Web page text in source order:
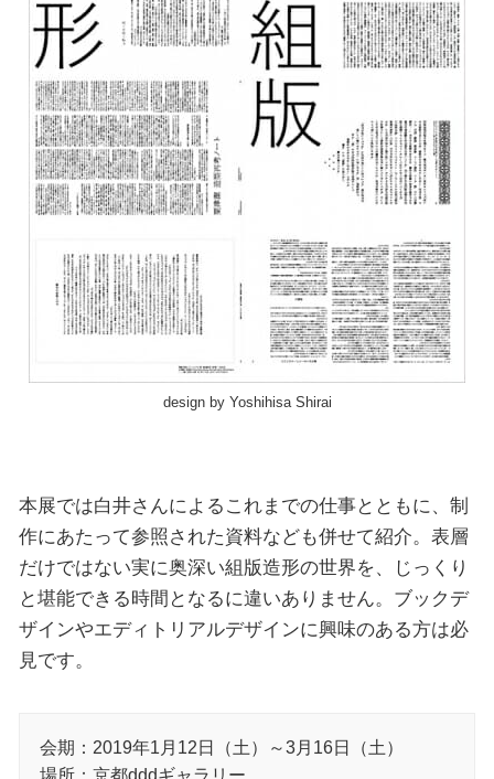
design by Yoshihisa Shirai
本展では白井さんによるこれまでの仕事とともに、制
作にあたって参照された資料なども併せて紹介。表層
だけではない実に奥深い組版造形の世界を、じっくり
と堪能できる時間となるに違いありません。ブックデ
ザインやエディトリアルデザインに興味のある方は必
見です。
会期：2019年1月12日（土）～3月16日（土）
場所：京都dddギャラリー